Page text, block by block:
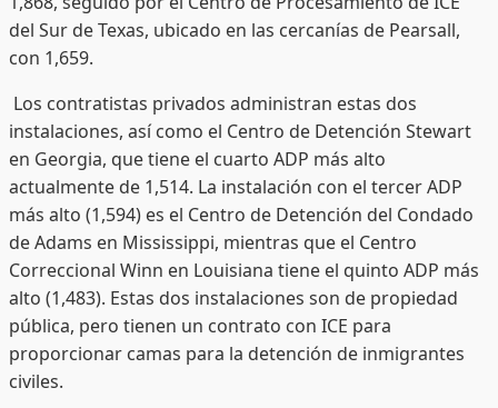
del Sur de Texas, ubicado en las cercanías de Pearsall,
con 1,659.
Los contratistas privados administran estas dos
instalaciones, así como el Centro de Detención Stewart
en Georgia, que tiene el cuarto ADP más alto
actualmente de 1,514. La instalación con el tercer ADP
más alto (1,594) es el Centro de Detención del Condado
de Adams en Mississippi, mientras que el Centro
Correccional Winn en Louisiana tiene el quinto ADP más
alto (1,483). Estas dos instalaciones son de propiedad
pública, pero tienen un contrato con ICE para
proporcionar camas para la detención de inmigrantes
civiles.